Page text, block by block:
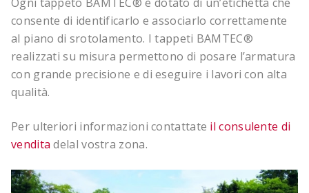
consente di identificarlo e associarlo correttamente
al piano di srotolamento. I tappeti BAMTEC®
realizzati su misura permettono di posare l’armatura
con grande precisione e di eseguire i lavori con alta
qualità.
Per ulteriori informazioni contattate il consulente di
venditadelal vostra zona.